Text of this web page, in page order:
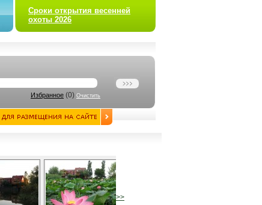
Сроки открытия весенней
охоты 2026
Избранное (0) Очистить
>>